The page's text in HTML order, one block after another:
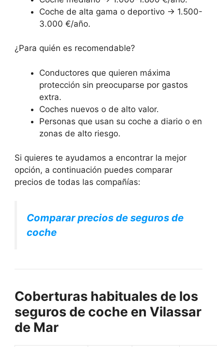
Coche de alta gama o deportivo → 1.500-
3.000 €/año.
¿Para quién es recomendable?
Conductores que quieren máxima
protección sin preocuparse por gastos
extra.
Coches nuevos o de alto valor.
Personas que usan su coche a diario o en
zonas de alto riesgo.
Si quieres te ayudamos a encontrar la mejor
opción, a continuación puedes comparar
precios de todas las compañías:
Comparar precios de seguros de
coche
Coberturas habituales de los
seguros de coche en Vilassar
de Mar